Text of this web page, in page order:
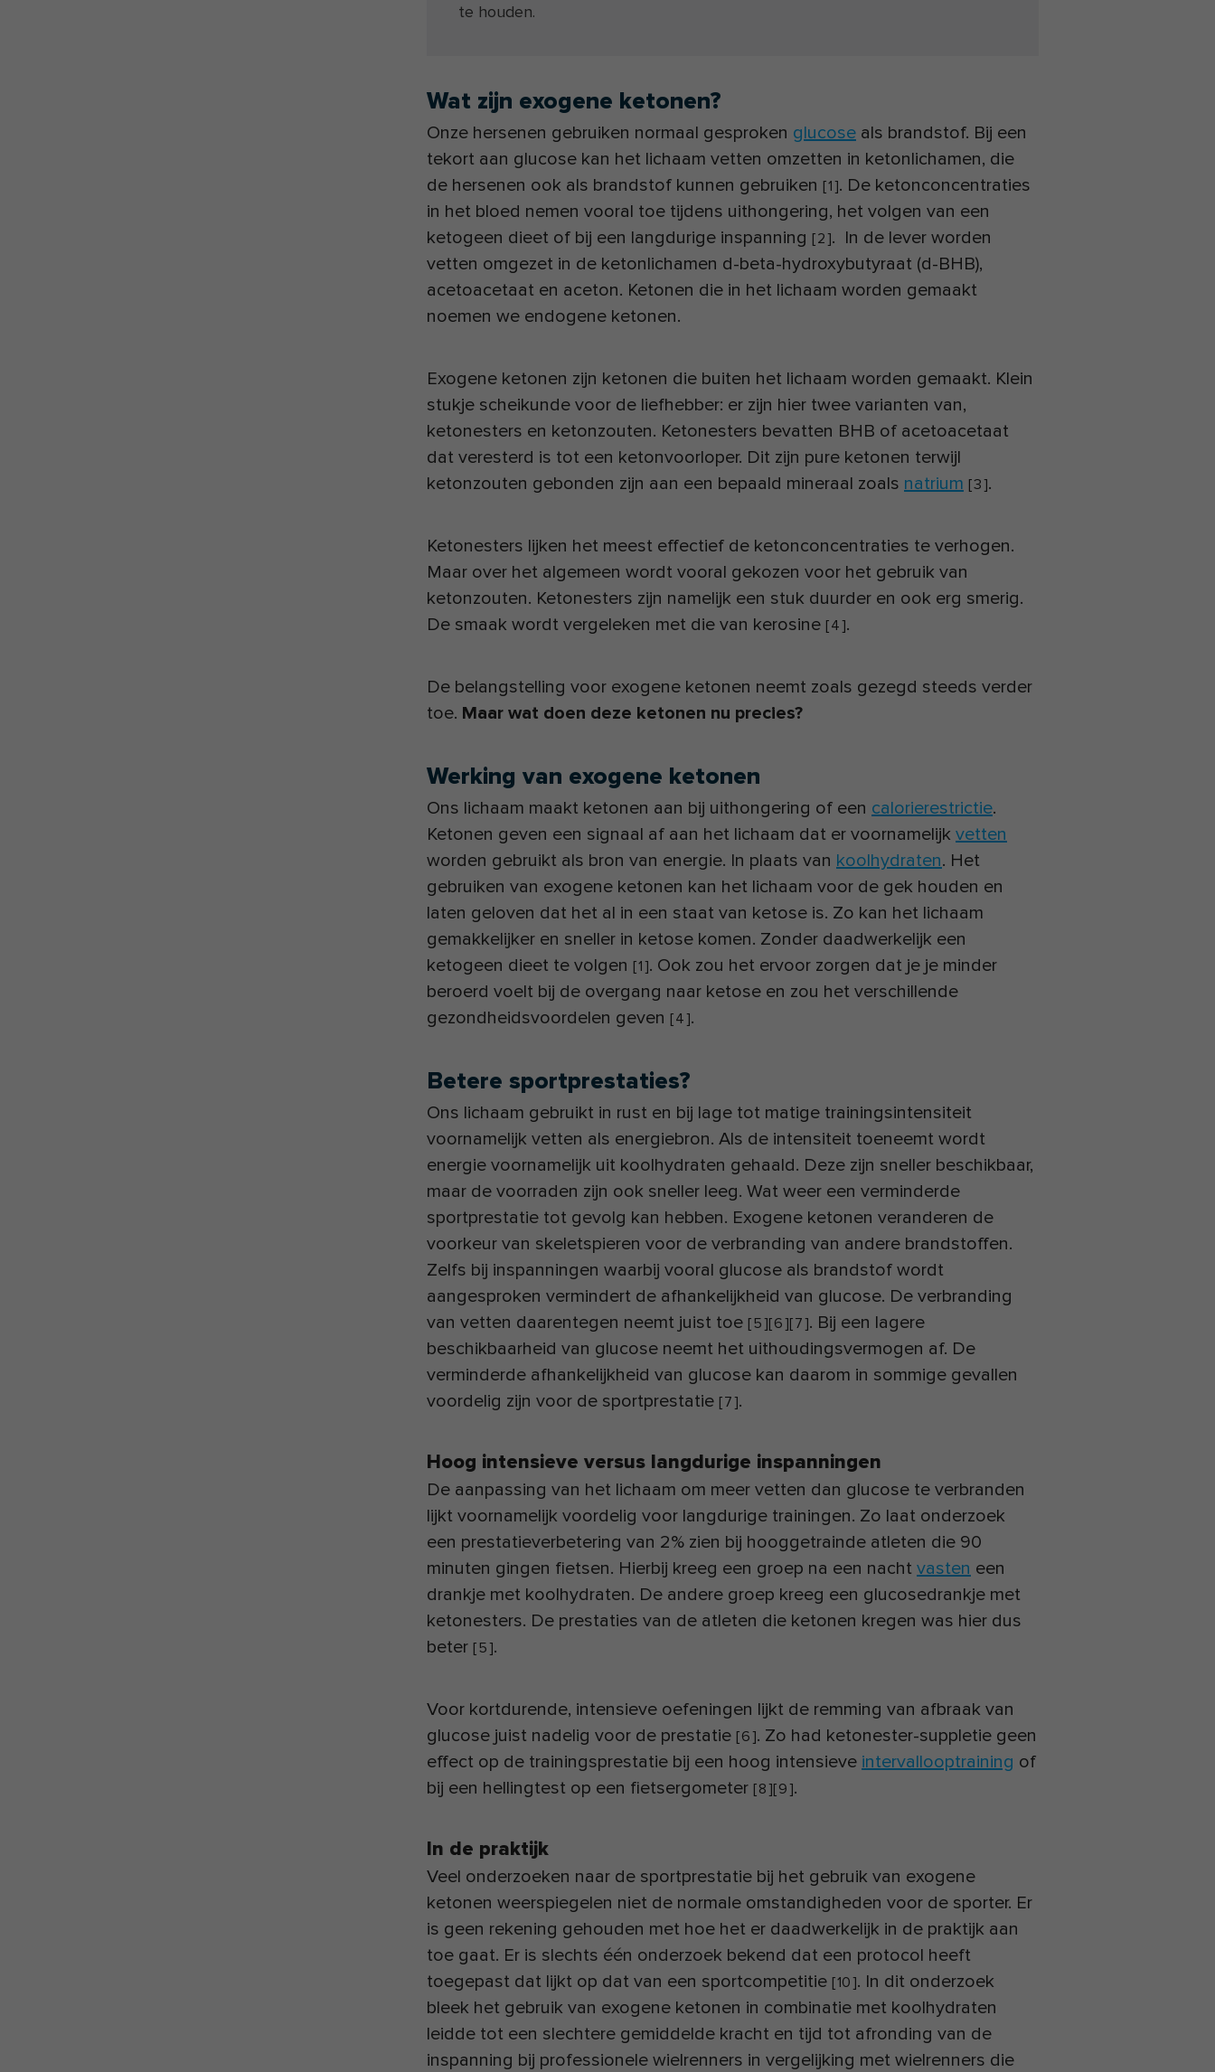
te houden.
Wat zijn exogene ketonen?
Onze hersenen gebruiken normaal gesproken glucose als brandstof. Bij een
tekort aan glucose kan het lichaam vetten omzetten in ketonlichamen, die
de hersenen ook als brandstof kunnen gebruiken [1]. De ketonconcentraties
in het bloed nemen vooral toe tijdens uithongering, het volgen van een
ketogeen dieet of bij een langdurige inspanning [2]. In de lever worden
vetten omgezet in de ketonlichamen d-beta-hydroxybutyraat (d-BHB),
acetoacetaat en aceton. Ketonen die in het lichaam worden gemaakt
noemen we endogene ketonen.
Exogene ketonen zijn ketonen die buiten het lichaam worden gemaakt. Klein
stukje scheikunde voor de liefhebber: er zijn hier twee varianten van,
ketonesters en ketonzouten. Ketonesters bevatten BHB of acetoacetaat
dat veresterd is tot een ketonvoorloper. Dit zijn pure ketonen terwijl
ketonzouten gebonden zijn aan een bepaald mineraal zoals natrium [3].
Ketonesters lijken het meest effectief de ketonconcentraties te verhogen.
Maar over het algemeen wordt vooral gekozen voor het gebruik van
ketonzouten. Ketonesters zijn namelijk een stuk duurder en ook erg smerig.
De smaak wordt vergeleken met die van kerosine [4].
De belangstelling voor exogene ketonen neemt zoals gezegd steeds verder
toe. Maar wat doen deze ketonen nu precies?
Werking van exogene ketonen
Ons lichaam maakt ketonen aan bij uithongering of een calorierestrictie.
Ketonen geven een signaal af aan het lichaam dat er voornamelijk vetten
worden gebruikt als bron van energie. In plaats van koolhydraten. Het
gebruiken van exogene ketonen kan het lichaam voor de gek houden en
laten geloven dat het al in een staat van ketose is. Zo kan het lichaam
gemakkelijker en sneller in ketose komen. Zonder daadwerkelijk een
ketogeen dieet te volgen [1]. Ook zou het ervoor zorgen dat je je minder
beroerd voelt bij de overgang naar ketose en zou het verschillende
gezondheidsvoordelen geven [4].
Betere sportprestaties?
Ons lichaam gebruikt in rust en bij lage tot matige trainingsintensiteit
voornamelijk vetten als energiebron. Als de intensiteit toeneemt wordt
energie voornamelijk uit koolhydraten gehaald. Deze zijn sneller beschikbaar,
maar de voorraden zijn ook sneller leeg. Wat weer een verminderde
sportprestatie tot gevolg kan hebben. Exogene ketonen veranderen de
voorkeur van skeletspieren voor de verbranding van andere brandstoffen.
Zelfs bij inspanningen waarbij vooral glucose als brandstof wordt
aangesproken vermindert de afhankelijkheid van glucose. De verbranding
van vetten daarentegen neemt juist toe [5][6][7]. Bij een lagere
beschikbaarheid van glucose neemt het uithoudingsvermogen af. De
verminderde afhankelijkheid van glucose kan daarom in sommige gevallen
voordelig zijn voor de sportprestatie [7].
Hoog intensieve versus langdurige inspanningen
De aanpassing van het lichaam om meer vetten dan glucose te verbranden
lijkt voornamelijk voordelig voor langdurige trainingen. Zo laat onderzoek
een prestatieverbetering van 2% zien bij hooggetrainde atleten die 90
minuten gingen fietsen. Hierbij kreeg een groep na een nacht vasten een
drankje met koolhydraten. De andere groep kreeg een glucosedrankje met
ketonesters. De prestaties van de atleten die ketonen kregen was hier dus
beter [5].
Voor kortdurende, intensieve oefeningen lijkt de remming van afbraak van
glucose juist nadelig voor de prestatie [6]. Zo had ketonester-suppletie geen
effect op de trainingsprestatie bij een hoog intensieve intervallooptraining of
bij een hellingtest op een fietsergometer [8][9].
In de praktijk
Veel onderzoeken naar de sportprestatie bij het gebruik van exogene
ketonen weerspiegelen niet de normale omstandigheden voor de sporter. Er
is geen rekening gehouden met hoe het er daadwerkelijk in de praktijk aan
toe gaat. Er is slechts één onderzoek bekend dat een protocol heeft
toegepast dat lijkt op dat van een sportcompetitie [10]. In dit onderzoek
bleek het gebruik van exogene ketonen in combinatie met koolhydraten
leidde tot een slechtere gemiddelde kracht en tijd tot afronding van de
inspanning bij professionele wielrenners in vergelijking met wielrenners die